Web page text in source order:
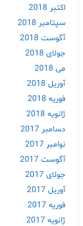
اکتبر 2018
سپتامبر 2018
آگوست 2018
جولای 2018
می 2018
آوریل 2018
فوریه 2018
ژانویه 2018
دسامبر 2017
نوامبر 2017
آگوست 2017
جولای 2017
آوریل 2017
فوریه 2017
ژانویه 2017